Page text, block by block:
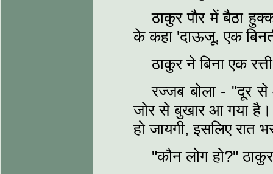
ठाकुर पौर में बैठा
के कहा 'दाऊजू, एक
ठाकुर ने बिना एक
रज्जब बोला - "दूर
जोर से बुखार आ गया
हो जायगी, इसलिए रात
"कौन लोग हो?"